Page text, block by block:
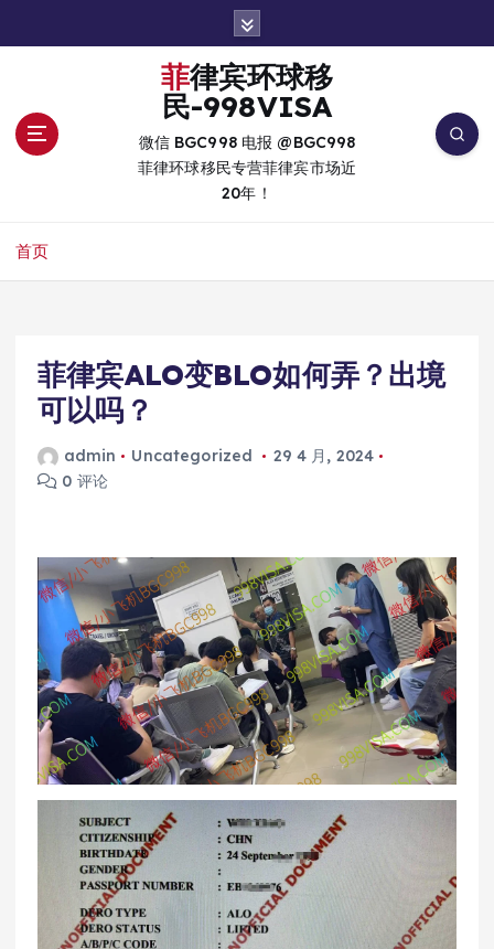
菲律宾环球移
民-998VISA
微信 BGC998 电报 @BGC998
菲律环球移民专营菲律宾市场近
20年！
首页
菲律宾ALO变BLO如何弄？出境
可以吗？
admin Uncategorized
29 4 月, 2024
0 评论